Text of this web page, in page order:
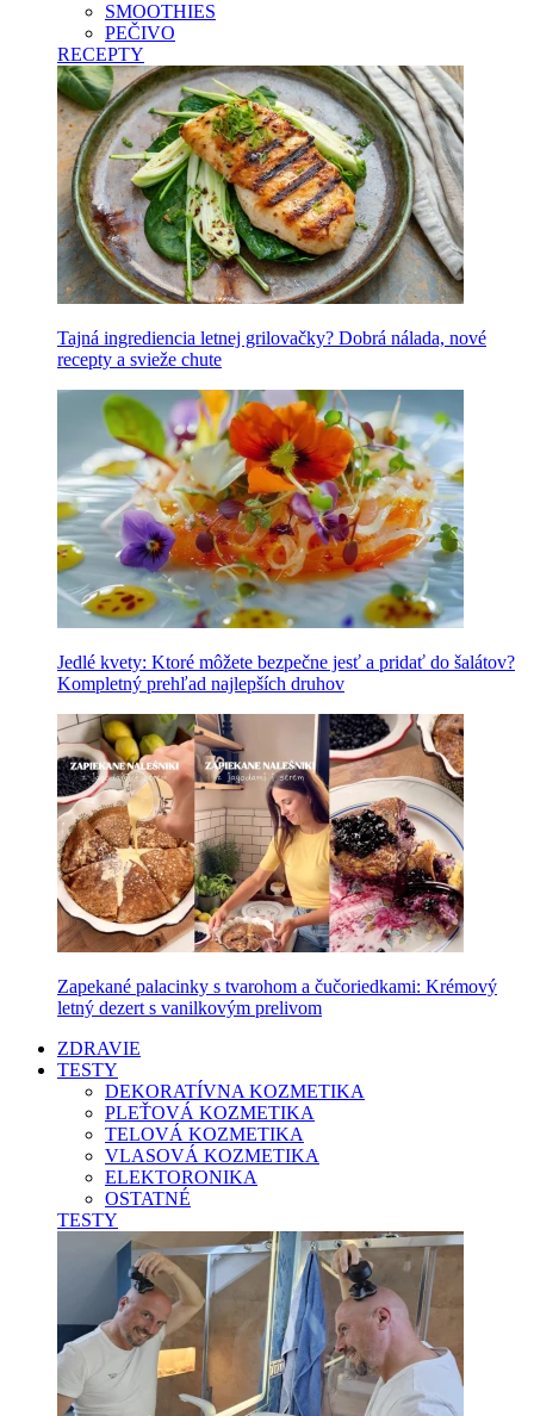
SMOOTHIES
PEČIVO
RECEPTY
Tajná ingrediencia letnej grilovačky? Dobrá nálada, nové
recepty a svieže chute
Jedlé kvety: Ktoré môžete bezpečne jesť a pridať do šalátov?
Kompletný prehľad najlepších druhov
Zapekané palacinky s tvarohom a čučoriedkami: Krémový
letný dezert s vanilkovým prelivom
ZDRAVIE
TESTY
DEKORATÍVNA KOZMETIKA
PLEŤOVÁ KOZMETIKA
TELOVÁ KOZMETIKA
VLASOVÁ KOZMETIKA
ELEKTORONIKA
OSTATNÉ
TESTY